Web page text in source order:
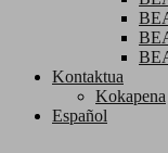
Kontaktua
Kokapena
Español